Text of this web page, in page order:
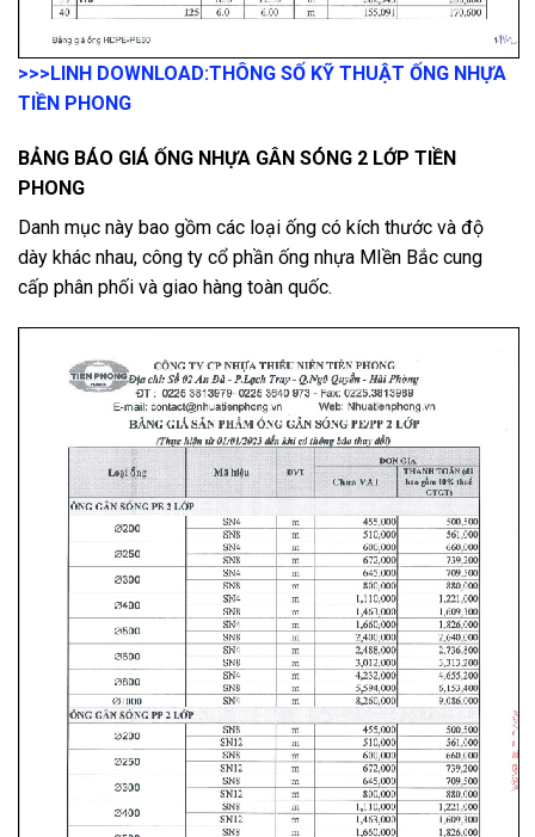
>>>LINH DOWNLOAD:THÔNG SỐ KỸ THUẬT ỐNG NHỰA
TIỀN PHONG
BẢNG BÁO GIÁ ỐNG NHỰA GÂN SÓNG 2 LỚP TIỀN
PHONG
Danh mục này bao gồm các loại ống có kích thước và độ
dày khác nhau, công ty cổ phần ống nhựa MIền Bắc cung
cấp phân phối và giao hàng toàn quốc.